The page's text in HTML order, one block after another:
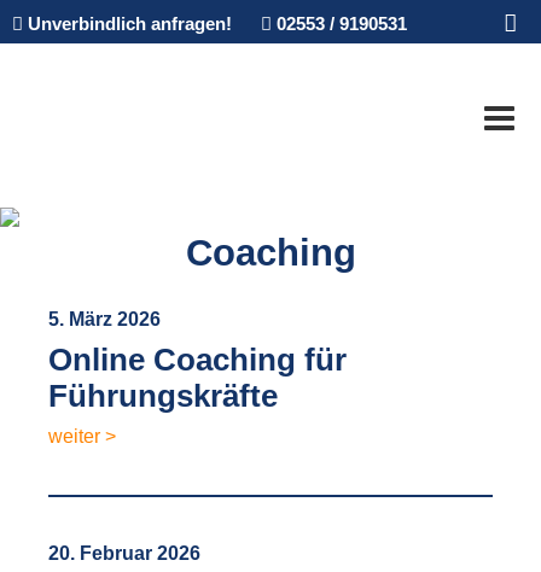
Unverbindlich anfragen! 02553 / 9190531
Coaching
5. März 2026
Online Coaching für
Führungskräfte
weiter >
20. Februar 2026